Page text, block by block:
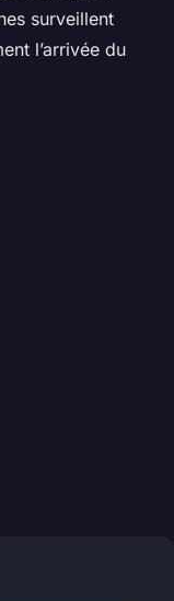
surveillent
l’arrivée du